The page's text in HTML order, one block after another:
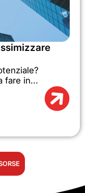
fare in...